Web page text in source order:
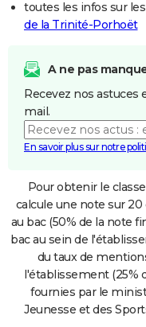
toutes les infos sur les
de la Trinité-Porhoët
A ne pas
Recevez nos
mail.
En savoir plus sur notre
Pour obtenir le
calcule une note sur
au bac (50% de la note
bac au sein de
du taux de
l'établissement (25%
fournies par le
Jeunesse et des